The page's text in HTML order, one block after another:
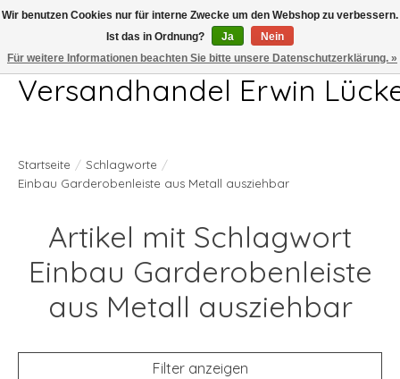
Telefon 04407 715872 MO-DO 7.00-17.00Uhr FR 7.00-13.00Uhr
Versandhandel Erwin
Startseite / Schlagworte /
Einbau Garderobenleiste aus Metall ausziehbar
Artikel mit Schlagwort
Einbau Garderobenleiste
aus Metall ausziehbar
Filter anzeigen
Wir benutzen Cookies nur für interne Zwecke um den Webshop zu verbessern.
Ist das in Ordnung?
Ja
Nein
Für weitere Informationen beachten Sie bitte unsere Datenschutzerklärung. »